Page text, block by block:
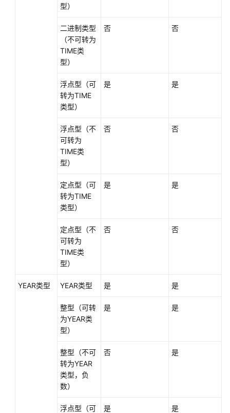
型）
二进制类型
（不可转为
TIME类
型）
否 否
浮点型（可
转为TIME
类型）
是 是
浮点型（不
可转为
TIME类
型）
否 否
定点型（可
转为TIME
类型）
是 是
定点型（不
可转为
TIME类
型）
否 否
YEAR类型 YEAR类型 是 是
整型（可转
为YEAR类
型）
是 是
整型（不可
转为YEAR
类型，负
数）
否 是
浮点型（可
是 是